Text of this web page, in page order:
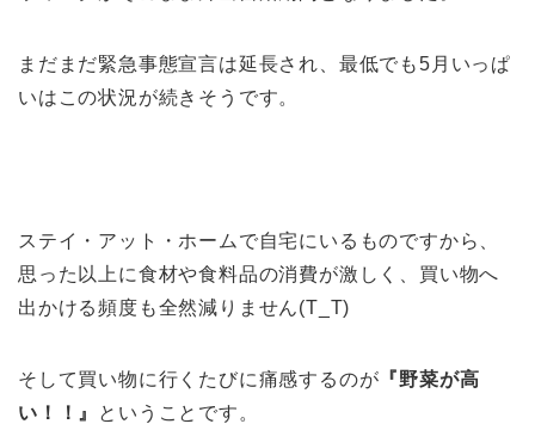
まだまだ緊急事態宣言は延長され、最低でも5月いっぱ
いはこの状況が続きそうです。
ステイ・アット・ホームで自宅にいるものですから、
思った以上に食材や食料品の消費が激しく、買い物へ
出かける頻度も全然減りません(T_T)
そして買い物に行くたびに痛感するのが 『野菜が高
い！！』
ということです。